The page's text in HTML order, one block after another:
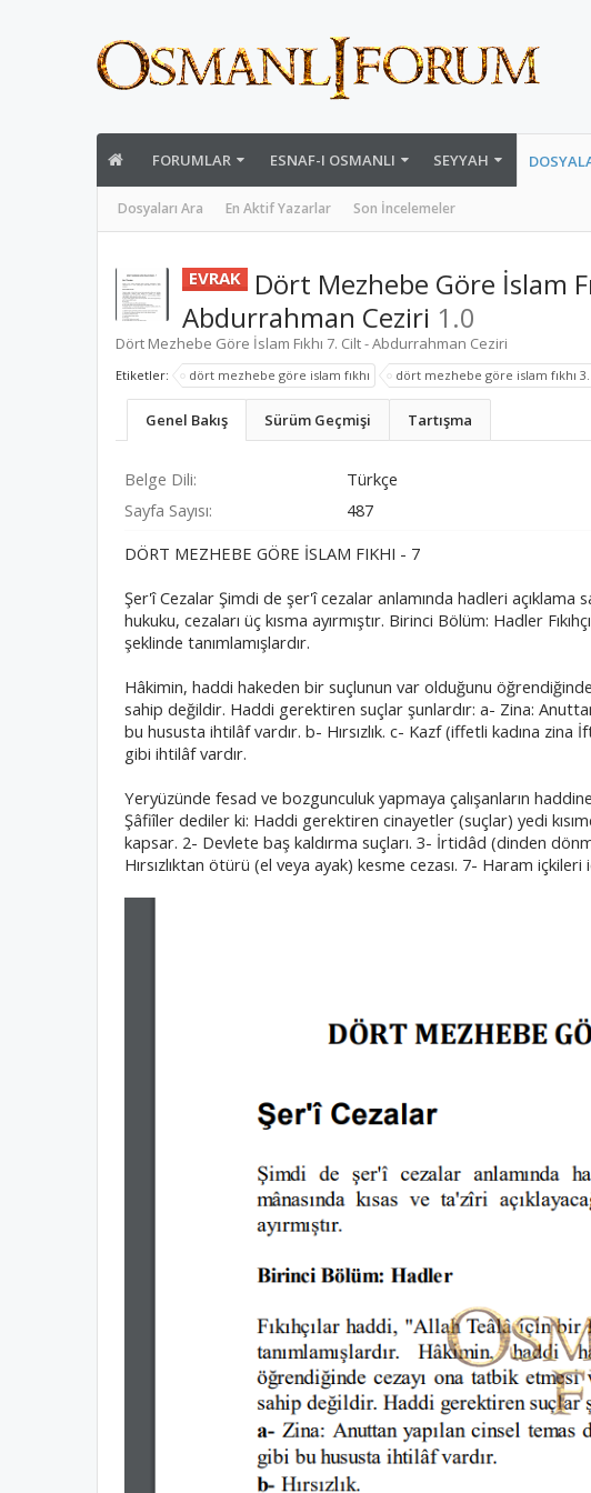
FORUMLAR ESNAF-I OSMANLI SEYYAH
Dosyaları Ara En Aktif Yazarlar Son İncelemeler
EVRAK
Dört Mezhebe Göre İslam
Abdurrahman Ceziri 1.0
Dört Mezhebe Göre İslam Fıkhı 7. Cilt - Abdurrahman Ceziri
Etiketler: dört mezhebe göre islam fıkhı dört mezhebe göre islam fıkhı
Genel Bakış Sürüm Geçmişi Tartışma
Belge Dili:
Türkçe
Sayfa Sayısı:
487
DÖRT MEZHEBE GÖRE İSLAM FIKHI - 7
Şer'î Cezalar Şimdi de şer'î cezalar anlamında hadleri açıklama
hukuku, cezaları üç kısma ayırmıştır. Birinci Bölüm: Hadler
şeklinde tanımlamışlardır.
Hâkimin, haddi hakeden bir suçlunun var olduğunu
sahip değildir. Haddi gerektiren suçlar şunlardır: a- Zina:
bu hususta ihtilâf vardır. b- Hırsızlık. c- Kazf (iffetli kadına
gibi ihtilâf vardır.
Yeryüzünde fesad ve bozgunculuk yapmaya çalışanların
Şâfiîler dediler ki: Haddi gerektiren cinayetler (suçlar) yedi
kapsar. 2- Devlete baş kaldırma suçları. 3- İrtidâd (dinden
Hırsızlıktan ötürü (el veya ayak) kesme cezası. 7- Haram içkileri